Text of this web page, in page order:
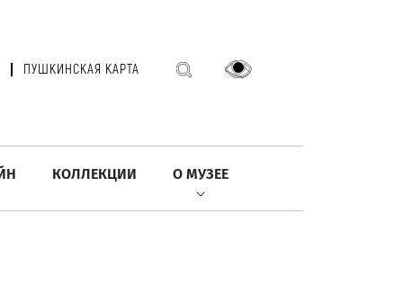
ПУШКИНСКАЯ КАРТА
КОЛЛЕКЦИИ О МУЗЕЕ